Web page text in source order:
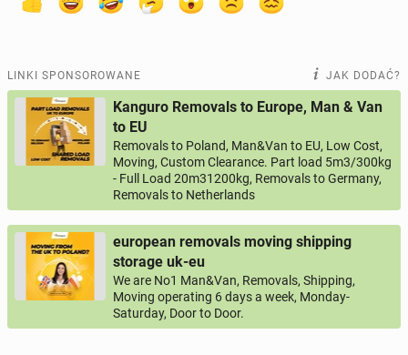
LINKI SPONSOROWANE JAK DODAĆ?
Kanguro Removals to Europe, Man & Van
to EU
Removals to Poland, Man&Van to EU, Low Cost,
Moving, Custom Clearance. Part load 5m3/300kg
- Full Load 20m31200kg, Removals to Germany,
Removals to Netherlands
european removals moving shipping
storage uk-eu
We are No1 Man&Van, Removals, Shipping,
Moving operating 6 days a week, Monday-
Saturday, Door to Door.